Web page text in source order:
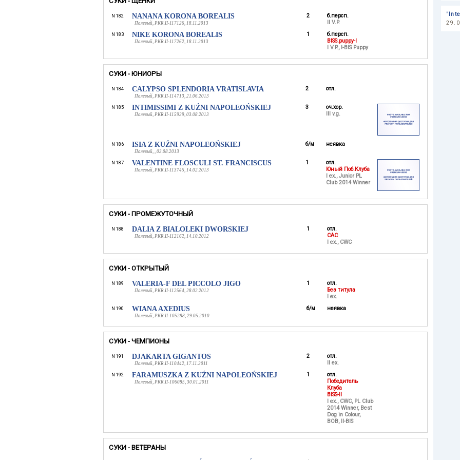
N 182 NANANA KORONA BOREALIS
Палевый, PKR.II-117126, 18.11.2013
2
б.персп.
II V.P.
N 183 NIKE KORONA BOREALIS
Палевый, PKR.II-117262, 18.11.2013
1
б.персп.
BISS.puppy-I
I V.P., I-BIS Puppy
СУКИ - ЮНИОРЫ
N 184 CALYPSO SPLENDORIA VRATISLAVIA
Палевый, PKR.II-114713, 21.06.2013
2 отл.
N 185 INTIMISSIMI Z KUŹNI NAPOLEOŃSKIEJ
Палевый, PKR.II-115929, 03.08.2013
3
оч.хор.
III v.g.
N 186 ISIA Z KUŹNI NAPOLEOŃSKIEJ
Палевый, , 03.08.2013
б/м неявка
N 187 VALENTINE FLOSCULI ST. FRANCISCUS
Палевый, PKR.II-113745, 14.02.2013
1
отл.
Юный Поб.Клуба
I ex., Junior PL
Club 2014 Winner
СУКИ - ПРОМЕЖУТОЧНЫЙ
N 188 DALIA Z BIALOLEKI DWORSKIEJ
Палевый, PKR.II-112162, 14.10.2012
1
отл.
CAC
I ex., CWC
СУКИ - ОТКРЫТЫЙ
N 189 VALERIA-F DEL PICCOLO JIGO
Палевый, PKR.II-112564, 28.02.2012
1
отл.
Без титула
I ex.
N 190 WIANA AXEDIUS
Палевый, PKR.II-105288, 29.05.2010
б/м неявка
СУКИ - ЧЕМПИОНЫ
N 191 DJAKARTA GIGANTOS
Палевый, PKR.II-110442, 17.11.2011
2
отл.
II ex.
N 192 FARAMUSZKA Z KUŹNI NAPOLEOŃSKIEJ
Палевый, PKR.II-106085, 30.01.2011
1
отл.
Победитель
Клуба
BISS-II
I ex., CWC, PL Club
2014 Winner, Best
Dog in Colour,
BOB, II-BIS
СУКИ - ВЕТЕРАНЫ